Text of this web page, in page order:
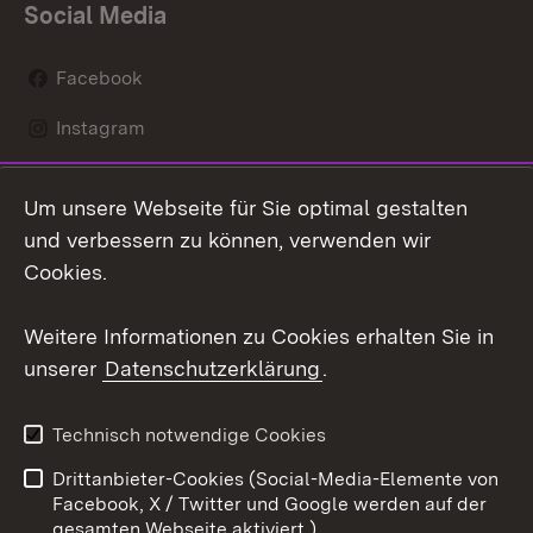
Social Media
Facebook
Instagram
Mastodon
Youtube
Kontakt
Datenschutz
Barrierefreiheit
Impressum Cookies
Um unsere Webseite für Sie optimal gestalten
und verbessern zu können, verwenden wir
Cookies.
Weitere Informationen zu Cookies erhalten Sie in
unserer Datenschutzerklärung.
Technisch notwendige Cookies
Drittanbieter-Cookies (Social-Media-Elemente von
Facebook, X / Twitter und Google werden auf der